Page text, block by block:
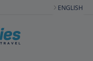
ENGLISH